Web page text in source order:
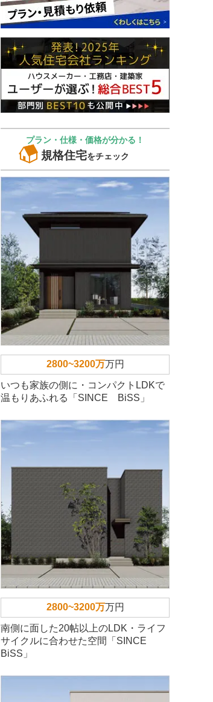
プラン・仕様・価格が分かる！
規格住宅をチェック
2800~3200万万円
いつも家族の側に・コンパクトLDKで
温もりあふれる「SINCE BiSS」
2800~3200万万円
南側に面した20帖以上のLDK・ライフ
サイクルに合わせた空間「SINCE
BiSS」